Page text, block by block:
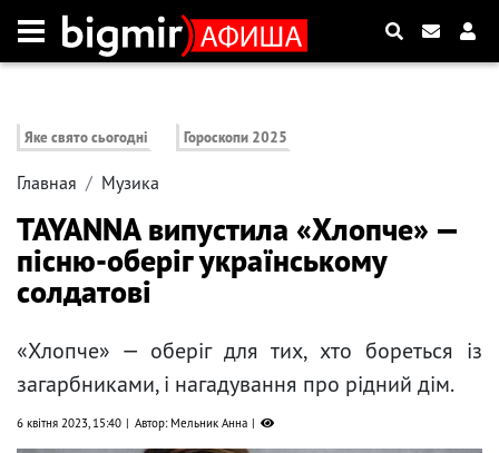
Яке свято сьогодні Гороскопи 2025
Главная Музика
TAYANNA випустила «Хлопче» —
пісню-оберіг українському
солдатові
«Хлопче» — оберіг для тих, хто бореться із
загарбниками, і нагадування про рідний дім.
6 квітня 2023, 15:40 Автор: Мельник Анна